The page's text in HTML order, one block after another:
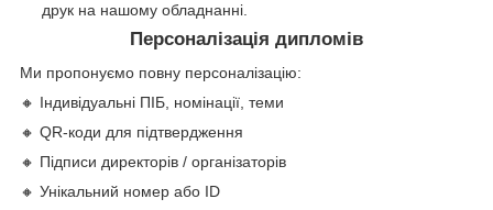
друк на нашому обладнанні.
Персоналізація дипломів
Ми пропонуємо повну персоналізацію:
🔸 Індивідуальні ПІБ, номінації, теми
🔸 QR-коди для підтвердження
🔸 Підписи директорів / організаторів
🔸 Унікальний номер або ID